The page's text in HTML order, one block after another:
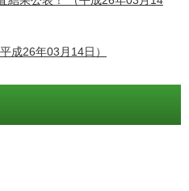
平成26年03月14日）